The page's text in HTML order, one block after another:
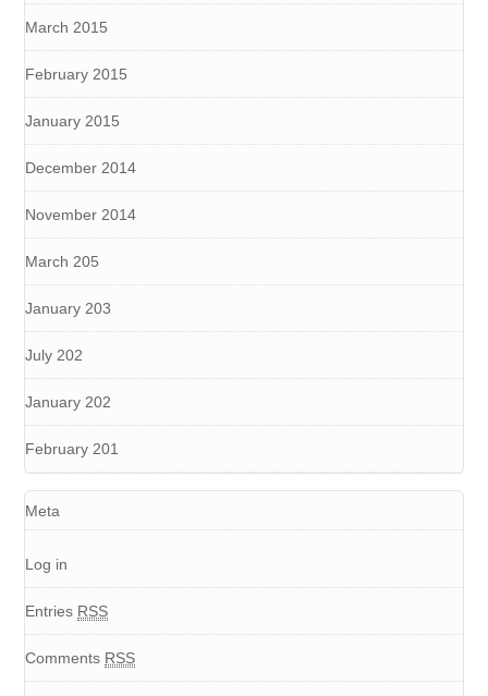
March 2015
February 2015
January 2015
December 2014
November 2014
March 205
January 203
July 202
January 202
February 201
Meta
Log in
Entries RSS
Comments RSS